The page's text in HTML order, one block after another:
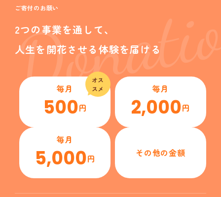
ご寄付のお願い
2つの事業を通して、
人生を開花させる体験を届ける
オス
スメ
毎月
500円
毎月
2,000円
毎月
5,000円 その他の金額